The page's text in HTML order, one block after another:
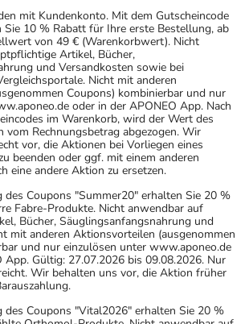
mit Kundenkonto. Mit dem Gutscheincode
Sie 10 % Rabatt für Ihre erste Bestellung, ab
von 49 € (Warenkorbwert). Nicht
Artikel, Bücher,
und Versandkosten sowie bei
Nicht mit anderen
Coupons) kombinierbar und nur
oder in der APONEO App. Nach
im Warenkorb, wird der Wert des
vom Rechnungsbetrag abgezogen. Wir
vor, die Aktionen bei Vorliegen eines
beenden oder ggf. mit einem anderen
eine andere Aktion zu ersetzen.
des Coupons "Summer20" erhalten Sie 20 %
Fabre-Produkte. Nicht anwendbar auf
Bücher, Säuglingsanfangsnahrung und
mit anderen Aktionsvorteilen (ausgenommen
und nur einzulösen unter www.aponeo.de
App. Gültig: 27.07.2026 bis 09.08.2026. Nur
Wir behalten uns vor, die Aktion früher
des Coupons "Vital2026" erhalten Sie 20 %